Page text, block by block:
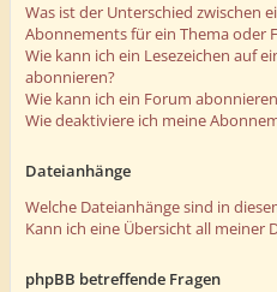
Was ist der Unterschied zwischen
Abonnements für ein Thema oder
Wie kann ich ein Lesezeichen auf
abonnieren?
Wie kann ich ein Forum
Wie deaktiviere ich meine
Dateianhänge
Welche Dateianhänge sind in
Kann ich eine Übersicht all meiner
phpBB betreffende Fragen